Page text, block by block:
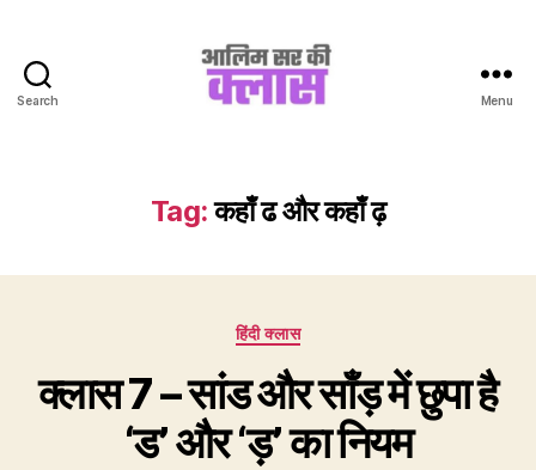
Search
Class
Menu
Tag:कहाँ ढ और कहाँ ढ़
Categories
हिंदी क्लास
क्लास 7 – सांड और साँड़ में छुपा है
‘ड’ और ‘ड़’ का नियम